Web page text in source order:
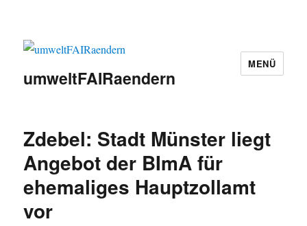
umweltFAIRaendern
MENÜ
Zdebel: Stadt Münster liegt
Angebot der BImA für
ehemaliges Hauptzollamt
vor